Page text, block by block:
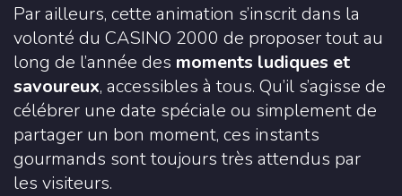
Par ailleurs, cette animation s’inscrit dans la
volonté du CASINO 2000 de proposer tout au
long de l’année des moments ludiques et
savoureux, accessibles à tous. Qu’il s’agisse de
célébrer une date spéciale ou simplement de
partager un bon moment, ces instants
gourmands sont toujours très attendus par
les visiteurs.